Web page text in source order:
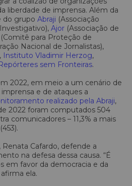
liberdade de imprensa. Além da
do grupo Abraji (Associação
Ajor (Associação de
(Comitê para Proteção de
Nacional de Jornalistas),
, Instituto Vladimir Herzog,
sem Fronteiras.
2022, em meio a um cenário de
e de ataques a
realizado pela Abraji,
2022 foram computados 504
comunicadores – 11,3% a mais
Cafardo, defende a
na defesa dessa causa. “É
em favor da democracia e da
ela.